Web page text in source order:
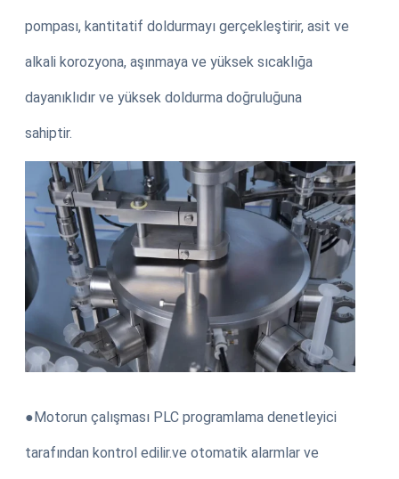
pompası, kantitatif doldurmayı gerçekleştirir, asit ve
alkali korozyona, aşınmaya ve yüksek sıcaklığa
dayanıklıdır ve yüksek doldurma doğruluğuna
sahiptir.
●Motorun çalışması PLC programlama denetleyici
tarafından kontrol edilir.ve otomatik alarmlar ve